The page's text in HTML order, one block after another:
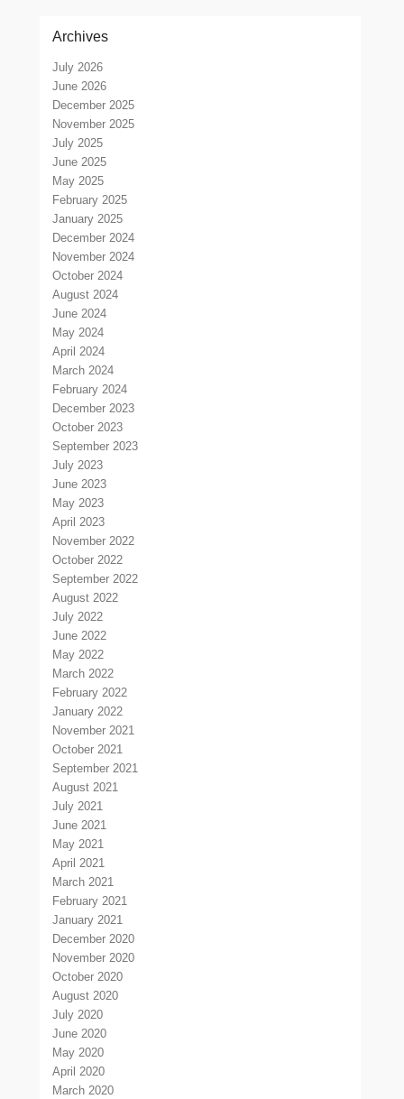
Archives
July 2026
June 2026
December 2025
November 2025
July 2025
June 2025
May 2025
February 2025
January 2025
December 2024
November 2024
October 2024
August 2024
June 2024
May 2024
April 2024
March 2024
February 2024
December 2023
October 2023
September 2023
July 2023
June 2023
May 2023
April 2023
November 2022
October 2022
September 2022
August 2022
July 2022
June 2022
May 2022
March 2022
February 2022
January 2022
November 2021
October 2021
September 2021
August 2021
July 2021
June 2021
May 2021
April 2021
March 2021
February 2021
January 2021
December 2020
November 2020
October 2020
August 2020
July 2020
June 2020
May 2020
April 2020
March 2020